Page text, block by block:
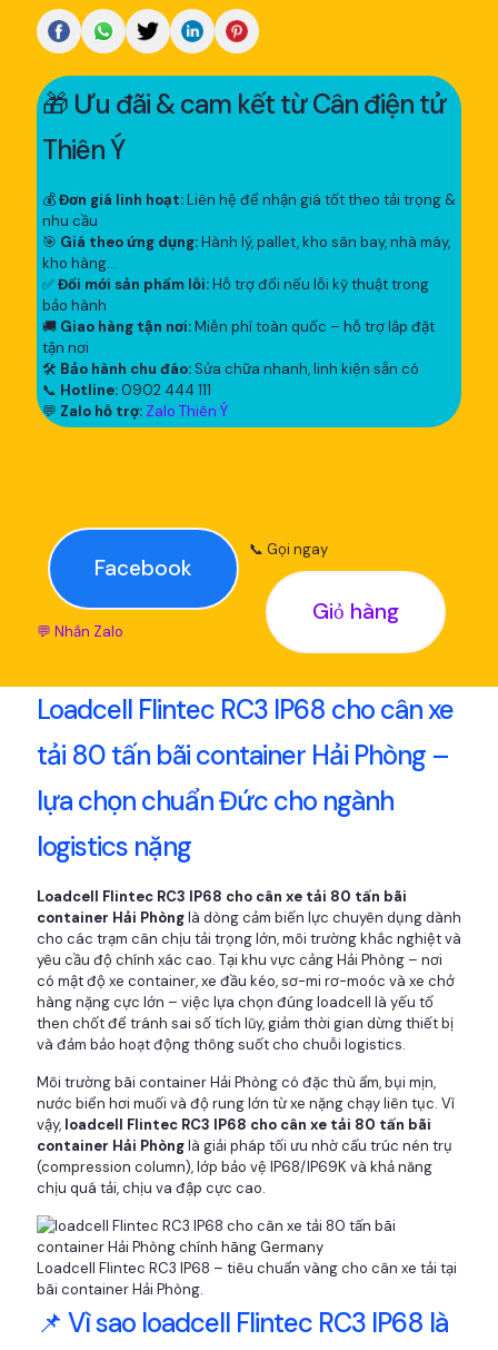
🎁 Ưu đãi & cam kết từ Cân điện tử
Thiên Ý
💰Đơn giá linh hoạt:Liên hệ để nhận giá tốt theo tải trọng &
nhu cầu
🎯 Giá theo ứng dụng:Hành lý, pallet, kho sân bay, nhà máy,
kho hàng...
✅Đổi mới sản phẩm lỗi:Hỗ trợ đổi nếu lỗi kỹ thuật trong
bảo hành
🚚 Giao hàng tận nơi:Miễn phí toàn quốc – hỗ trợ lắp đặt
tận nơi
🛠 Bảo hành chu đáo: Sửa chữa nhanh, linh kiện sẵn có
📞 Hotline: 0902 444 111
💬 Zalo hỗ trợ: Zalo Thiên Ý
Facebook
💬 Nhắn Zalo
📞 Gọi ngay
Giỏ hàng
Loadcell Flintec RC3 IP68 cho cân xe
tải 80 tấn bãi container Hải Phòng –
lựa chọn chuẩn Đức cho ngành
logistics nặng
Loadcell Flintec RC3 IP68 cho cân xe tải 80 tấn bãi
container Hải Phònglà dòng cảm biến lực chuyên dụng dành
cho các trạm cân chịu tải trọng lớn, môi trường khắc nghiệt và
yêu cầu độ chính xác cao. Tại khu vực cảng Hải Phòng – nơi
có mật độ xe container, xe đầu kéo, sơ-mi rơ-moóc và xe chở
hàng nặng cực lớn – việc lựa chọn đúng loadcell là yếu tố
then chốt để tránh sai số tích lũy, giảm thời gian dừng thiết bị
và đảm bảo hoạt động thông suốt cho chuỗi logistics.
Môi trường bãi container Hải Phòng có đặc thù ẩm, bụi mịn,
nước biển hơi muối và độ rung lớn từ xe nặng chạy liên tục. Vì
vậy, loadcell Flintec RC3 IP68 cho cân xe tải 80 tấn bãi
container Hải Phònglà giải pháp tối ưu nhờ cấu trúc nén trụ
(compression column), lớp bảo vệ IP68/IP69K và khả năng
chịu quá tải, chịu va đập cực cao.
Loadcell Flintec RC3 IP68 – tiêu chuẩn vàng cho cân xe tải tại
bãi container Hải Phòng.
📌 Vì sao loadcell Flintec RC3 IP68 là